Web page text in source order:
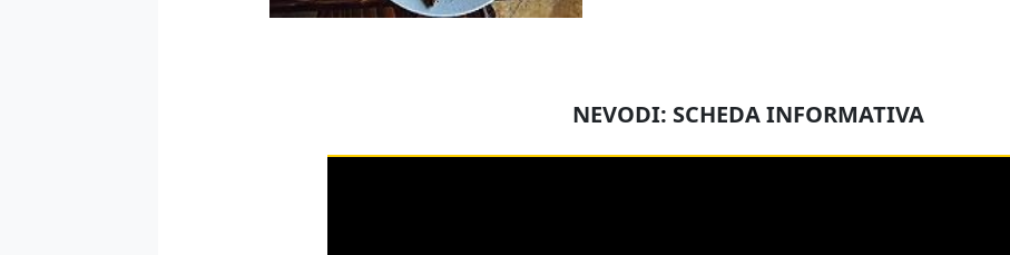
NEVODI: SCHEDA INFORMATIVA